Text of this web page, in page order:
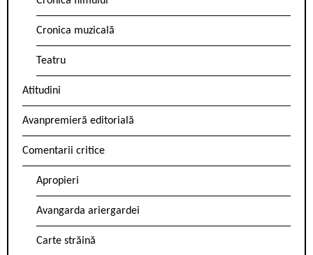
Cronica muzicală
Teatru
Atitudini
Avanpremieră editorială
Comentarii critice
Apropieri
Avangarda ariergardei
Carte străină